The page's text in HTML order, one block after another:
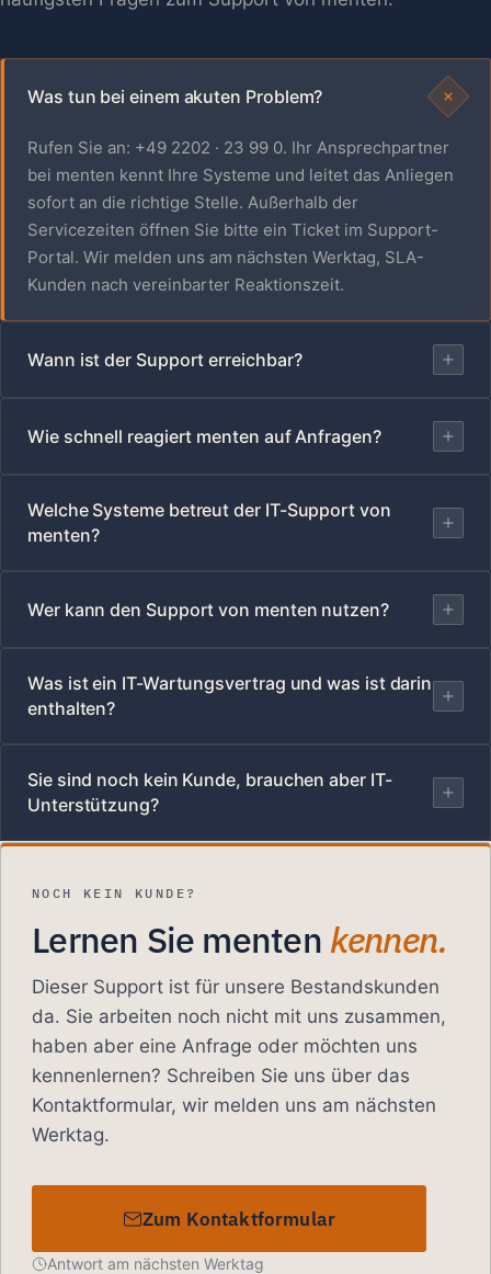
Was tun bei einem akuten Problem?
Rufen Sie an: +49 2202 · 23 99 0. Ihr Ansprechpartner
bei menten kennt Ihre Systeme und leitet das Anliegen
sofort an die richtige Stelle. Außerhalb der
Servicezeiten öffnen Sie bitte ein Ticket im Support-
Portal. Wir melden uns am nächsten Werktag, SLA-
Kunden nach vereinbarter Reaktionszeit.
Wann ist der Support erreichbar?
Wie schnell reagiert menten auf Anfragen?
Welche Systeme betreut der IT-Support von
menten?
Wer kann den Support von menten nutzen?
Was ist ein IT-Wartungsvertrag und was ist darin
enthalten?
Sie sind noch kein Kunde, brauchen aber IT-
Unterstützung?
NOCH KEIN KUNDE?
Lernen Sie menten kennen.
Dieser Support ist für unsere Bestandskunden
da. Sie arbeiten noch nicht mit uns zusammen,
haben aber eine Anfrage oder möchten uns
kennenlernen? Schreiben Sie uns über das
Kontaktformular, wir melden uns am nächsten
Werktag.
Zum Kontaktformular
Antwort am nächsten Werktag